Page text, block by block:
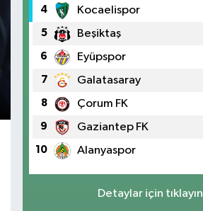
4 Kocaelispor
5 Beşiktaş
6 Eyüpspor
7 Galatasaray
8 Çorum FK
9 Gaziantep FK
10 Alanyaspor
Detaylar için tıklayın